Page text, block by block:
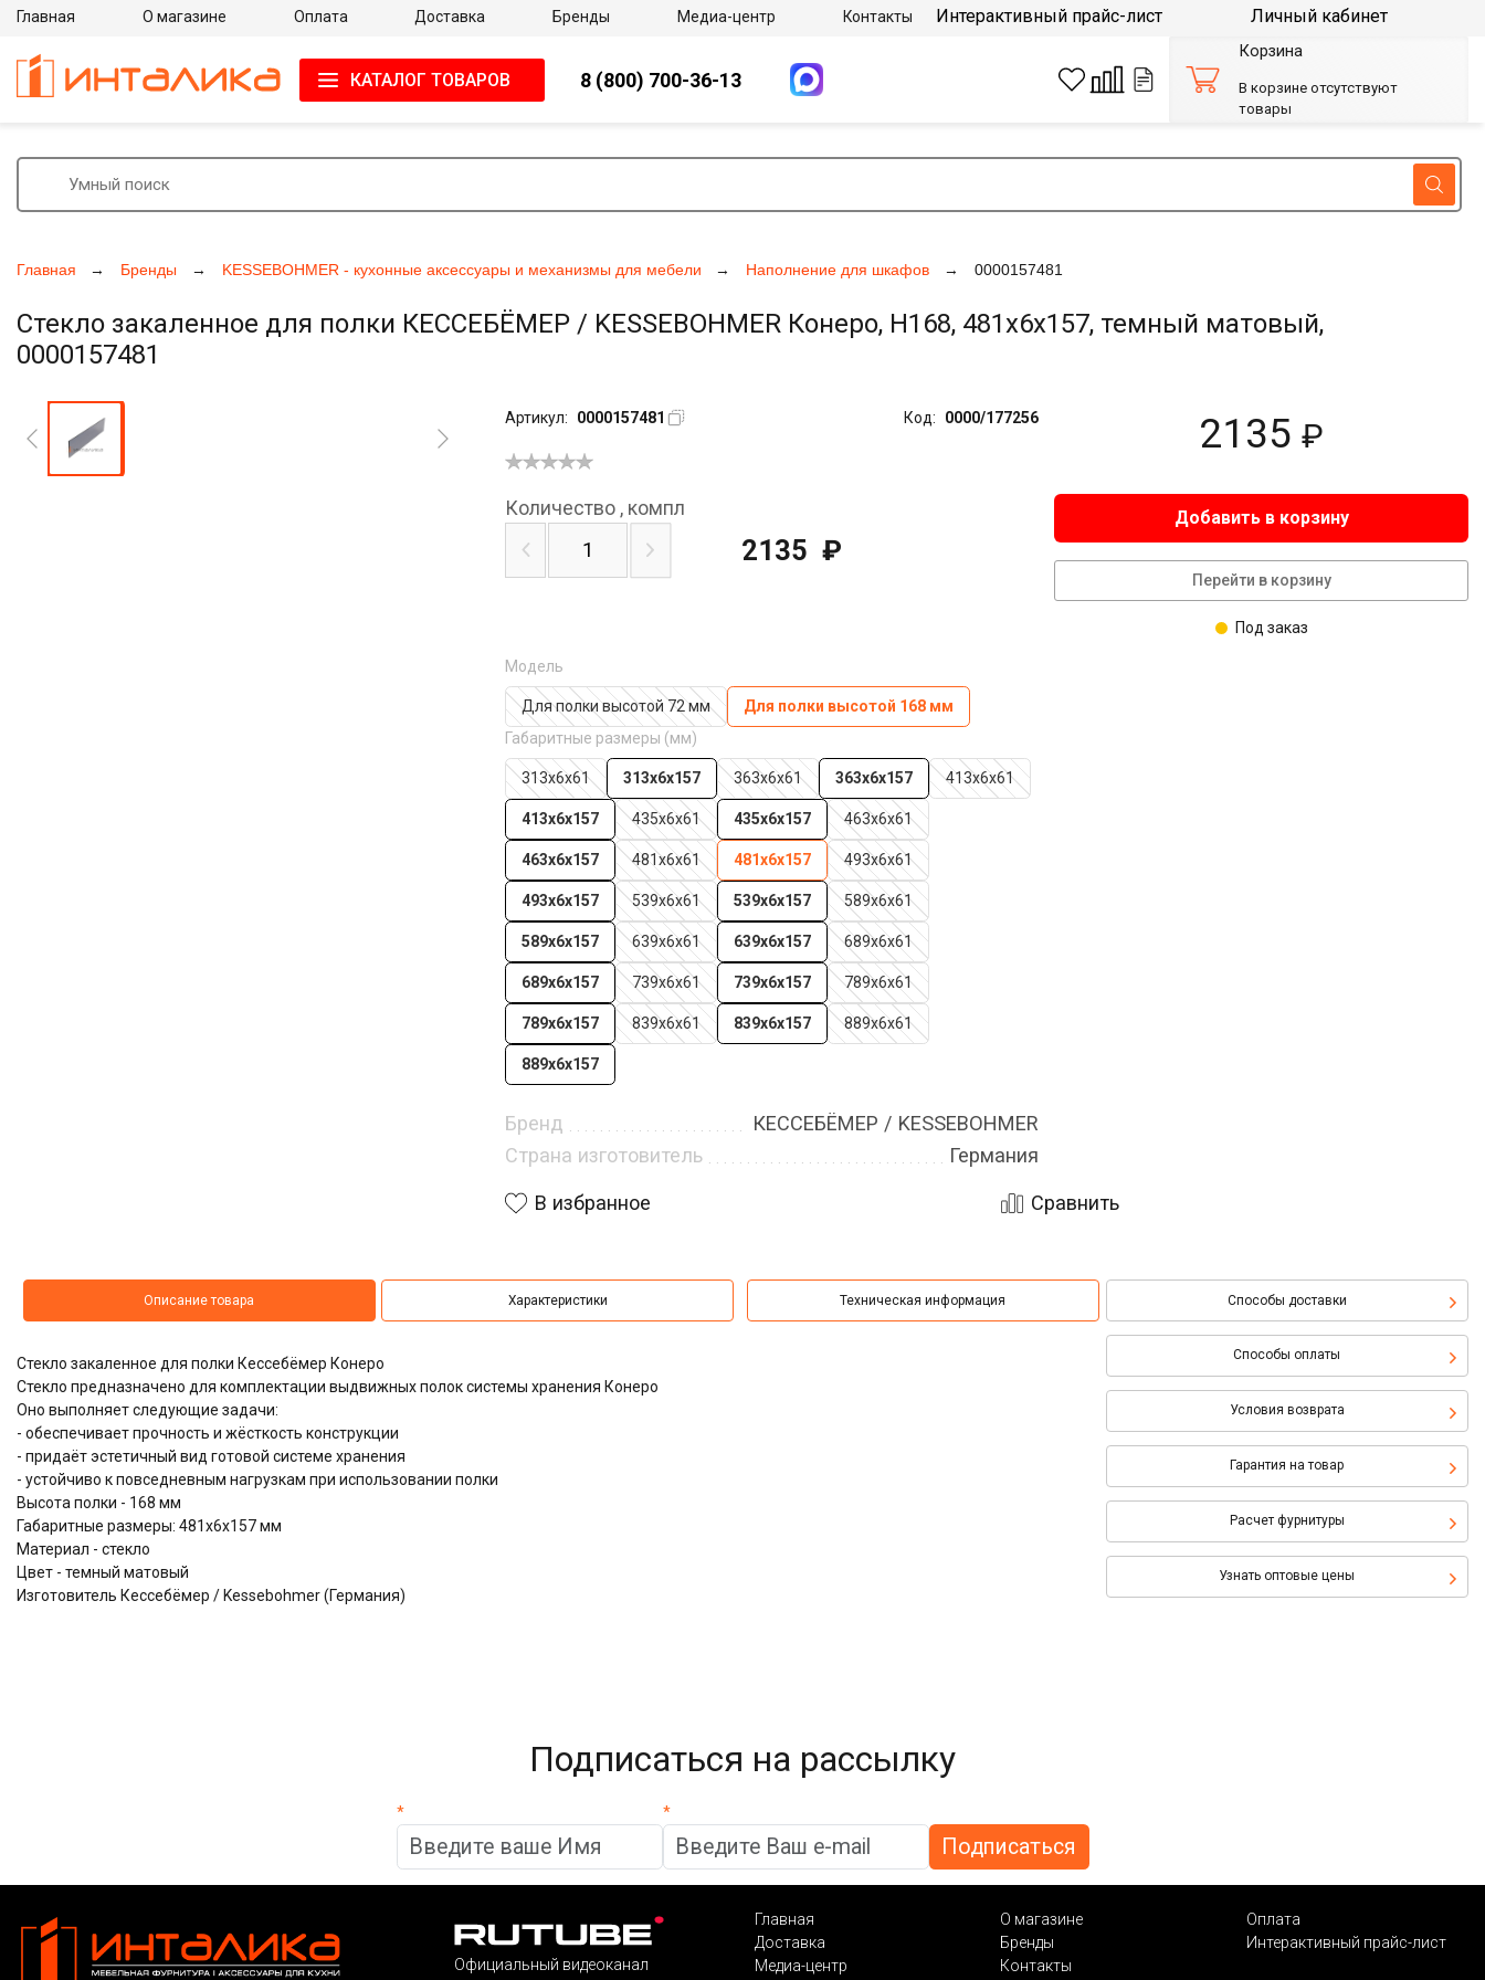
Главная Бренды KESSEBOHMER - кухонные аксессуары и механизмы для мебели Наполнение для шкафов 0000157481
Стекло закаленное для полки КЕССЕБЁМЕР / KESSEBOHMER Конеро, H168, 481х6х157, темный матовый,
0000157481
Артикул: 0000157481 Код: 0000/177256 2135 ₽
Модель
Для полки высотой 72 мм
Для полки высотой 168 мм
Габаритные размеры (мм)
313х6х61 313х6х157 363х6х61 363х6х157 413х6х61
413х6х157 435х6х61 435х6х157 463х6х61
463х6х157 481х6х61 481х6х157 493х6х61
493х6х157 539х6х61 539х6х157 589х6х61
589х6х157 639х6х61 639х6х157 689х6х61
689х6х157 739х6х61 739х6х157 789х6х61
789х6х157 839х6х61 839х6х157 889х6х61
889х6х157
Бренд
КЕССЕБЁМЕР / KESSEBOHMER
Страна изготовитель
Германия
Количество , компл
2135 ₽
Добавить в корзину
Перейти в корзину
Под заказ
В избранное Сравнить
Описание товара Характеристики Техническая информация Способы доставки
Способы оплаты
Условия возврата
Гарантия на товар
Расчет фурнитуры
Узнать оптовые цены
Стекло закаленное для полки Кессебёмер Конеро
Стекло предназначено для комплектации выдвижных полок системы хранения Конеро
Оно выполняет следующие задачи:
- обеспечивает прочность и жёсткость конструкции
- придаёт эстетичный вид готовой системе хранения
- устойчиво к повседневным нагрузкам при использовании полки
Высота полки - 168 мм
Габаритные размеры: 481х6х157 мм
Материал - стекло
Цвет - темный матовый
Изготовитель Кессебёмер / Kessebohmer (Германия)
Главная О магазине Оплата Доставка Бренды Медиа-центр Контакты Интерактивный прайс-лист Личный кабинет
КАТАЛОГ ТОВАРОВ 8 (800) 700-36-13
Корзина
В корзине отсутствуют
товары
Подписаться на рассылку
* *
Официальный видеоканал
Главная О магазине
Оплата
Доставка
Бренды
Интерактивный прайс-лист
Медиа-центр
Контакты